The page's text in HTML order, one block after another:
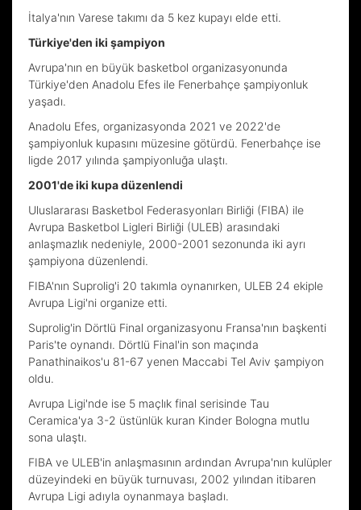
İtalya'nın Varese takımı da 5 kez kupayı elde etti.
Türkiye'den iki şampiyon
Avrupa'nın en büyük basketbol organizasyonunda
Türkiye'den Anadolu Efes ile Fenerbahçe şampiyonluk
yaşadı.
Anadolu Efes, organizasyonda 2021 ve 2022'de
şampiyonluk kupasını müzesine götürdü. Fenerbahçe ise
ligde 2017 yılında şampiyonluğa ulaştı.
2001'de iki kupa düzenlendi
Uluslararası Basketbol Federasyonları Birliği (FIBA) ile
Avrupa Basketbol Ligleri Birliği (ULEB) arasındaki
anlaşmazlık nedeniyle, 2000-2001 sezonunda iki ayrı
şampiyona düzenlendi.
FIBA'nın Suprolig'i 20 takımla oynanırken, ULEB 24 ekiple
Avrupa Ligi'ni organize etti.
Suprolig'in Dörtlü Final organizasyonu Fransa'nın başkenti
Paris'te oynandı. Dörtlü Final'in son maçında
Panathinaikos'u 81-67 yenen Maccabi Tel Aviv şampiyon
oldu.
Avrupa Ligi'nde ise 5 maçlık final serisinde Tau
Ceramica'ya 3-2 üstünlük kuran Kinder Bologna mutlu
sona ulaştı.
FIBA ve ULEB'in anlaşmasının ardından Avrupa'nın kulüpler
düzeyindeki en büyük turnuvası, 2002 yılından itibaren
Avrupa Ligi adıyla oynanmaya başladı.